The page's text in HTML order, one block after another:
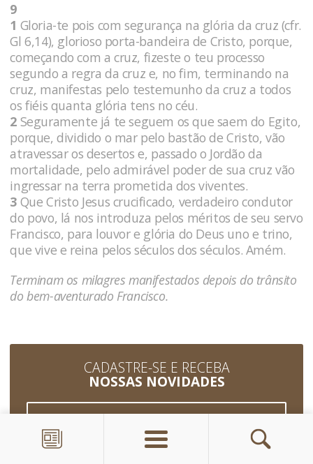
9
1 Gloria-te pois com segurança na glória da cruz (cfr.
Gl 6,14), glorioso porta-bandeira de Cristo, porque,
começando com a cruz, fizeste o teu processo
segundo a regra da cruz e, no fim, terminando na
cruz, manifestas pelo testemunho da cruz a todos
os fiéis quanta glória tens no céu.
2 Seguramente já te seguem os que saem do Egito,
porque, dividido o mar pelo bastão de Cristo, vão
atravessar os desertos e, passado o Jordão da
mortalidade, pelo admirável poder de sua cruz vão
ingressar na terra prometida dos viventes.
3 Que Cristo Jesus crucificado, verdadeiro condutor
do povo, lá nos introduza pelos méritos de seu servo
Francisco, para louvor e glória do Deus uno e trino,
que vive e reina pelos séculos dos séculos. Amém.
Terminam os milagres manifestados depois do trânsito
do bem-aventurado Francisco.
CADASTRE-SE E RECEBA
NOSSAS NOVIDADES